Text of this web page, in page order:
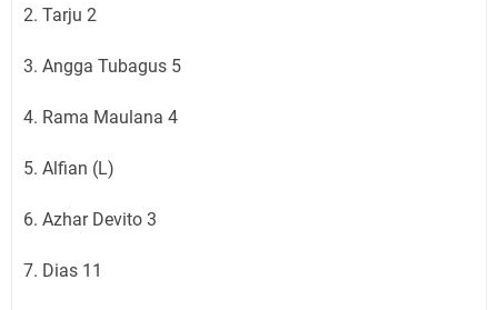
2. Tarju 2
3. Angga Tubagus 5
4. Rama Maulana 4
5. Alfian (L)
6. Azhar Devito 3
7. Dias 11